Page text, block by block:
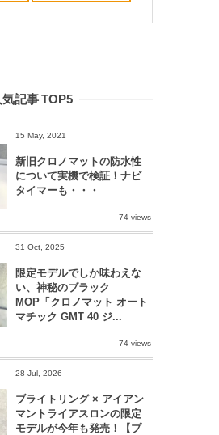
気記事 TOP5
15 May, 2021
新旧クロノマットの防水性
について実機で検証！ナビ
タイマーも・・・
74 views
31 Oct, 2025
限定モデルでしか味わえな
い、神秘のブラック
MOP「クロノマット オート
マチック GMT 40 ジ...
74 views
28 Jul, 2026
ブライトリング × アイアン
マントライアスロンの限定
モデルが今年も発売！【プ